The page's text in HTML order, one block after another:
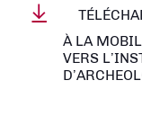
À LA
VERS